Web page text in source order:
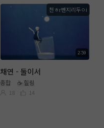
2:59
천ㅎr뺀지리두ㅇi
채연 - 둘이서
종합 ☕ 힐링
18 14